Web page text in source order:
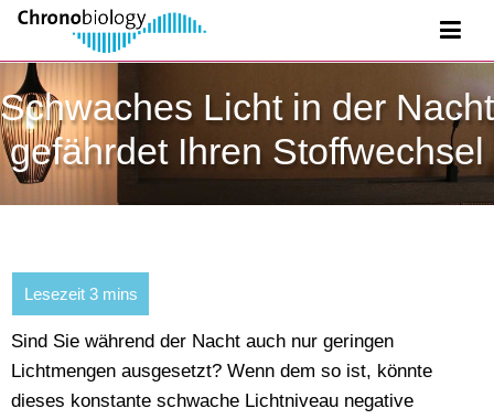
Schwaches Licht in der Nacht
gefährdet Ihren Stoffwechsel
Sind Sie während der Nacht auch nur geringen
Lichtmengen ausgesetzt? Wenn dem so ist, könnte
dieses konstante schwache Lichtniveau negative